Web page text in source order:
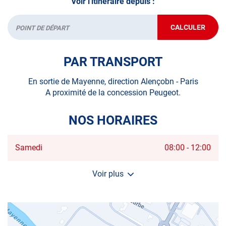
Départ CALCULER
JUSQU'AU
POINT
PAR TRANSPORT
En sortie de Mayenne, direction Alençobn - Paris
A proximité de la concession Peugeot.
NOS HORAIRES
Horaires
Samedi 08:00 - 12:00
Voir plus
et
d'ouverture
du